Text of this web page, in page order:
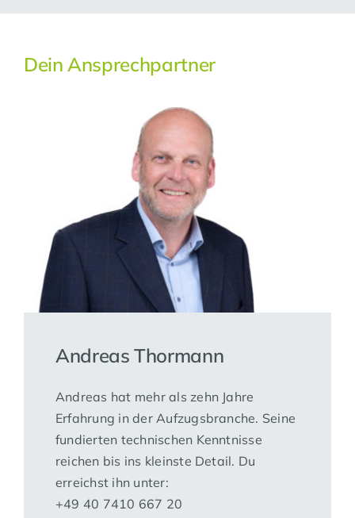
Dein Ansprechpartner
Andreas Thormann
Andreas hat mehr als zehn Jahre
Erfahrung in der Aufzugsbranche. Seine
fundierten technischen Kenntnisse
reichen bis ins kleinste Detail. Du
erreichst ihn unter:
+49 40 7410 667 20